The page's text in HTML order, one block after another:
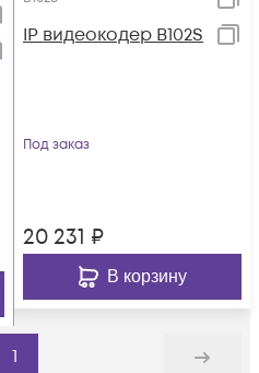
IP видеокодер B102S
Под заказ
20 231 ₽
В корзину
1